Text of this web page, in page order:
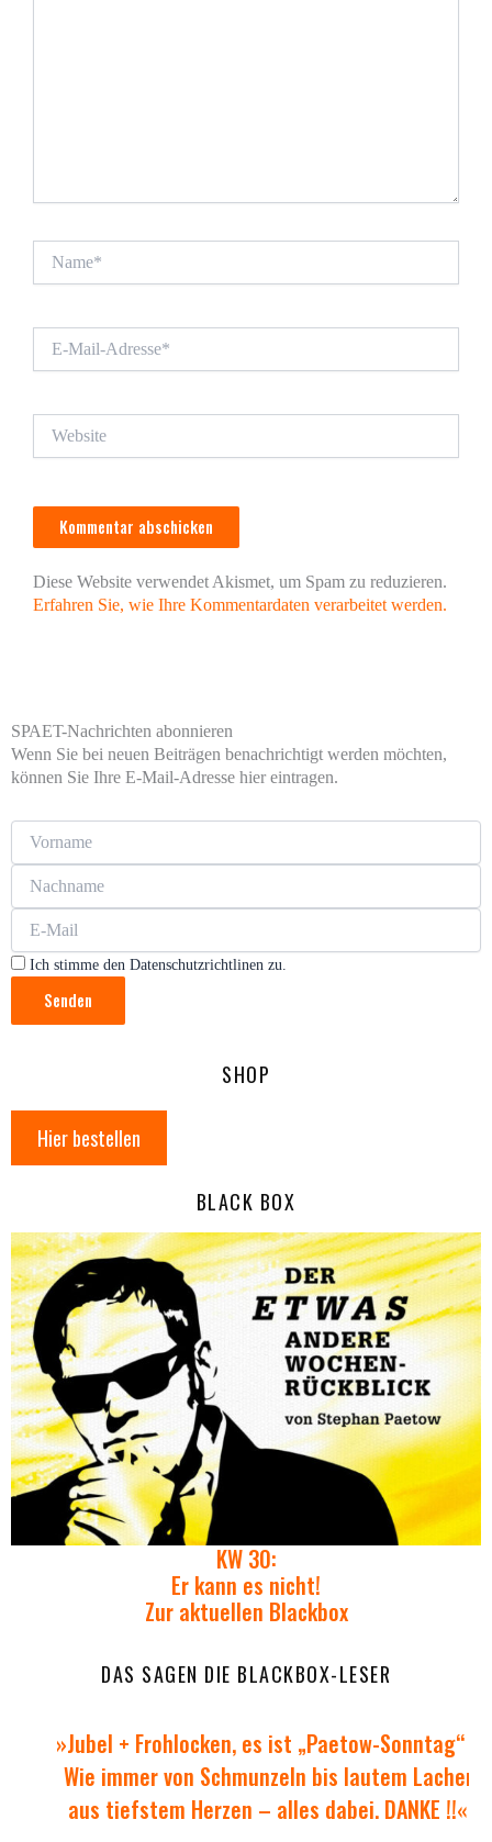
Mail-
Diese Website verwendet Akismet, um Spam zu reduzieren.
Erfahren Sie, wie Ihre Kommentardaten verarbeitet werden.
SPAET-Nachrichten abonnieren
Wenn Sie bei neuen Beiträgen benachrichtigt werden möchten,
können Sie Ihre E-Mail-Adresse hier eintragen.
Ich stimme den Datenschutzrichtlinen zu.
Senden
SHOP
Hier bestellen
BLACK BOX
KW 30:
Er kann es nicht!
Zur aktuellen Blackbox
DAS SAGEN DIE BLACKBOX-LESER
»Jubel + Frohlocken, es ist „Paetow-Sonntag“ !!
Wie immer von Schmunzeln bis lautem Lacher
aus tiefstem Herzen – alles dabei. DANKE !!«